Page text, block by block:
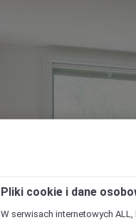
Pliki cookie i dane
W serwisach internetowych